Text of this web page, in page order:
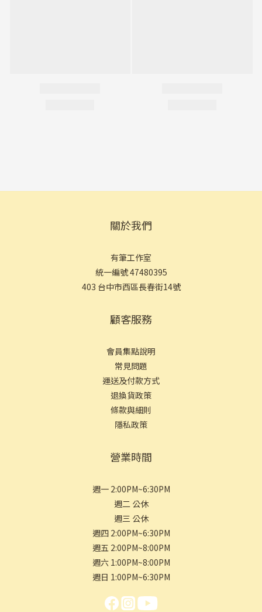
關於我們
有筆工作室
統一編號 47480395
403 台中市西區長春街14號
顧客服務
會員集點說明
常見問題
運送及付款方式
退換貨政策
條款與細則
隱私政策
營業時間
週一 2:00PM~6:30PM
週二 公休
週三 公休
週四 2:00PM~6:30PM
週五 2:00PM~8:00PM
週六 1:00PM~8:00PM
週日 1:00PM~6:30PM